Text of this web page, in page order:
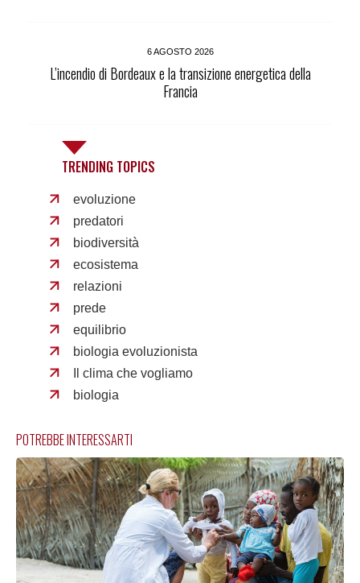
6 AGOSTO 2026
L’incendio di Bordeaux e la transizione energetica della
Francia
TRENDING TOPICS
evoluzione
predatori
biodiversità
ecosistema
relazioni
prede
equilibrio
biologia evoluzionista
Il clima che vogliamo
biologia
POTREBBE INTERESSARTI